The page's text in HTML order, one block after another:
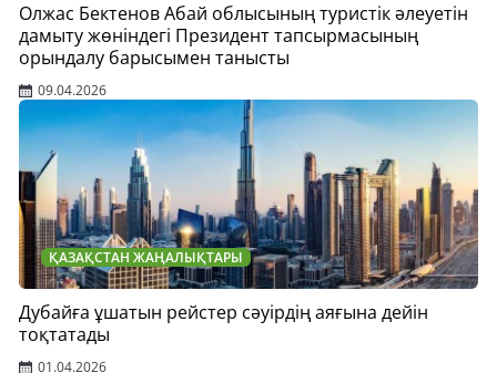
Олжас Бектенов Абай облысының туристік әлеуетін
дамыту жөніндегі Президент тапсырмасының
орындалу барысымен танысты
09.04.2026
ҚАЗАҚСТАН ЖАҢАЛЫҚТАРЫ
Дубайға ұшатын рейстер сәуірдің аяғына дейін
тоқтатады
01.04.2026